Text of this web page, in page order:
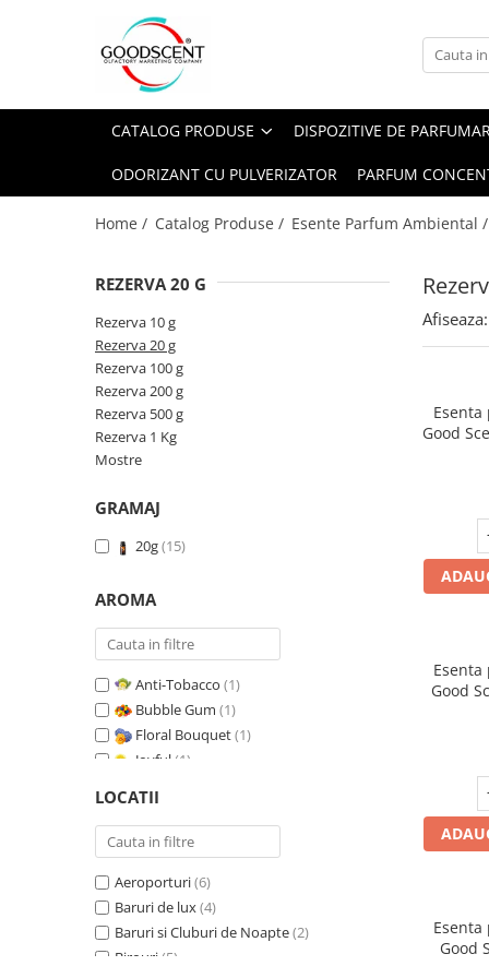
Catalog Produse
Odorizant cu Pulverizator
Dispozitive de Parfumare Ambientală
Industriale (HVAC)
Esente Parfum Ambiental
Rezerva 100 g
Rezerva 500 g
Rezerva 1 Kg
CATALOG PRODUSE DISPOZITIVE DE
ODORIZANT CU PULVERIZATOR PARFUM
Home / Catalog Produse / Esente Parfum Ambiental /
REZERVA 20 G
Rezerva 10 g
Rezerva 20 g
Rezerva 100 g
Rezerva 200 g
Rezerva 500 g
Rezerva 1 Kg
Mostre
GRAMAJ
20g(15)
AROMA
Anti-Tobacco (1)
Bubble Gum (1)
Floral Bouquet(1)
Joyful (1)
Marine Breeze
Orange & Fresh Cinnamon
Oriental Amber(1)
Pure White Musc
Red Fruit Bubble
Red Grapes(1)
Relaxing Lavender
LOCATII
Aeroporturi(6)
Baruri de lux(4)
Baruri si Cluburi de Noapte(2)
Birouri (5)
Afiseaza:
Good
Good
Good